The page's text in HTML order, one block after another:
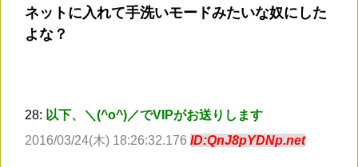
ネットに入れて手洗いモードみたいな奴にした
よな？
28: 以下、＼(^o^)／でVIPがお送りします
2016/03/24(木) 18:26:32.176 ID:QnJ8pYDNp.net